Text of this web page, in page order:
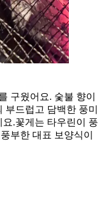
구웠어요. 숯불 향이
드럽고 담백한 풍미
.​꽃게는 타우린이 풍
부한 대표 보양식이